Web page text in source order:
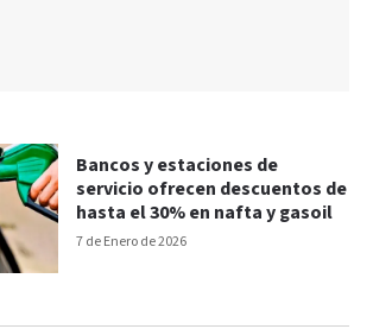
7 de Enero de 2026
Bancos y estaciones de
servicio ofrecen descuentos de
hasta el 30% en nafta y gasoil